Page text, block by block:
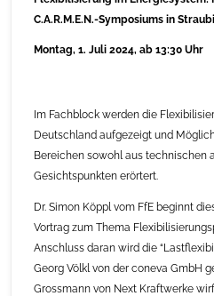
C.A.R.M.E.N.-Symposiums in
Montag, 1. Juli 2024, ab 13:30 Uhr
Im Fachblock werden die
Deutschland aufgezeigt und
Bereichen sowohl aus technischen
Gesichtspunkten erörtert.
Dr. Simon Köppl vom FfE beginnt
Vortrag zum Thema
Anschluss daran wird die
Georg Völkl von der coneva GmbH
Grossmann von Next Kraftwerke